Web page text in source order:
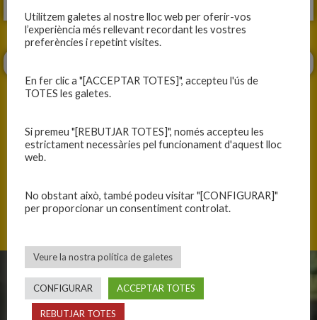
ANTERIOR SEGÜENT
CLUB
Història
EQUIPS
Utilitzem galetes al nostre lloc web per oferir-vos
l’experiència més rellevant recordant les vostres
preferències i repetint visites.
En fer clic a "[ACCEPTAR TOTES]", accepteu l'ús de
TOTES les galetes.
Si premeu "[REBUTJAR TOTES]", només accepteu les
estrictament necessàries pel funcionament d'aquest lloc
web.
No obstant això, també podeu visitar "[CONFIGURAR]"
per proporcionar un consentiment controlat.
Veure la nostra política de galetes
CONFIGURAR ACCEPTAR TOTES
REBUTJAR TOTES